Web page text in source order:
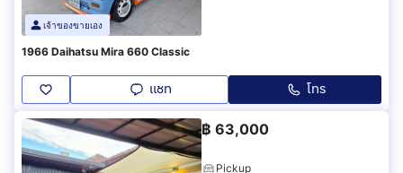
เจ้าของขายเอง
1966 Daihatsu Mira 660 Classic
แชท โทร
฿ 63,000
Pickup